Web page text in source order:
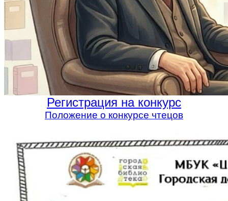
Регистрация на конкурс
Положение о конкурсе чтецов